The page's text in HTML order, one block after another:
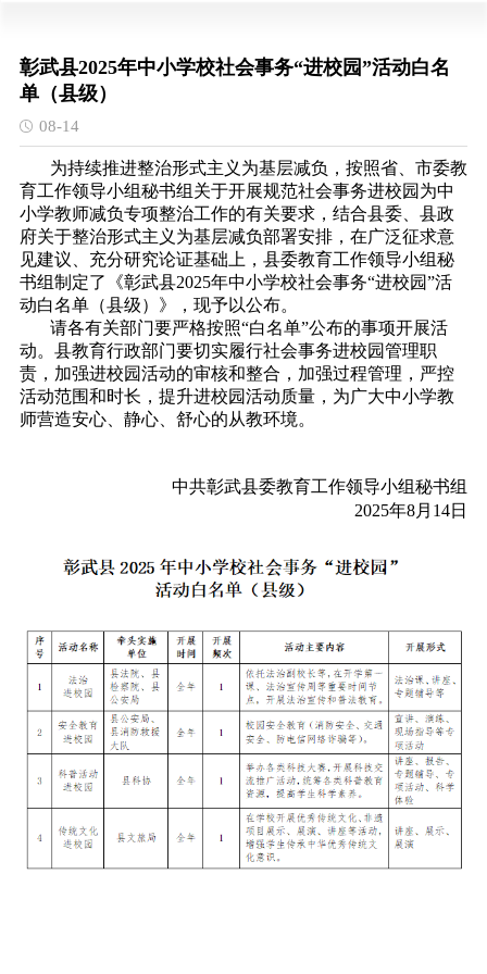
彰武县2025年中小学校社会事务“进校园”活动白名
单（县级）
08-14
为持续推进整治形式主义为基层减负，按照省、市委教
育工作领导小组秘书组关于开展规范社会事务进校园为中
小学教师减负专项整治工作的有关要求，结合县委、县政
府关于整治形式主义为基层减负部署安排，在广泛征求意
见建议、充分研究论证基础上，县委教育工作领导小组秘
书组制定了《彰武县2025年中小学校社会事务“进校园”活
动白名单（县级）》，现予以公布。
请各有关部门要严格按照“白名单”公布的事项开展活
动。县教育行政部门要切实履行社会事务进校园管理职
责，加强进校园活动的审核和整合，加强过程管理，严控
活动范围和时长，提升进校园活动质量，为广大中小学教
师营造安心、静心、舒心的从教环境。
中共彰武县委教育工作领导小组秘书组
2025年8月14日